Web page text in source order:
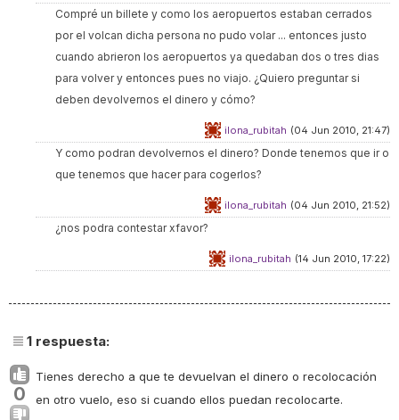
Compré un billete y como los aeropuertos estaban cerrados
por el volcan dicha persona no pudo volar ... entonces justo
cuando abrieron los aeropuertos ya quedaban dos o tres dias
para volver y entonces pues no viajo. ¿Quiero preguntar si
deben devolvernos el dinero y cómo?
(04 Jun 2010, 21:47)
ilona_rubitah
Y como podran devolvernos el dinero? Donde tenemos que ir o
que tenemos que hacer para cogerlos?
(04 Jun 2010, 21:52)
ilona_rubitah
¿nos podra contestar xfavor?
(14 Jun 2010, 17:22)
ilona_rubitah
1 respuesta:
0
Tienes derecho a que te devuelvan el dinero o recolocación
en otro vuelo, eso si cuando ellos puedan recolocarte.